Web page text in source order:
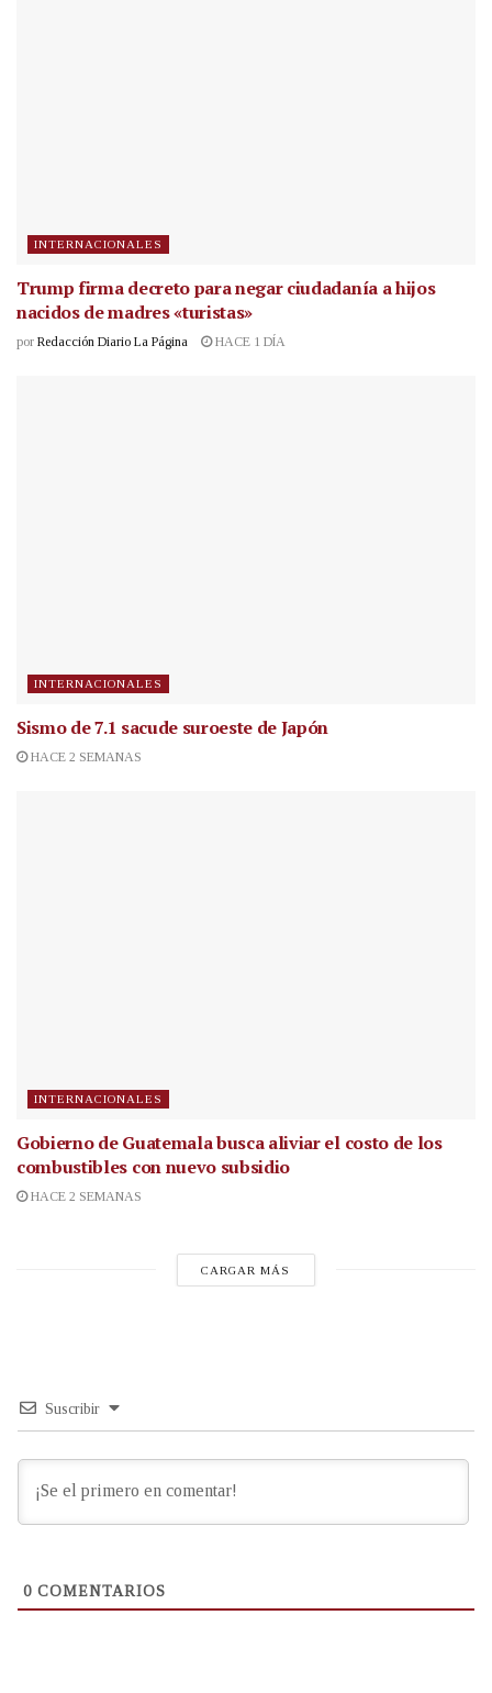
INTERNACIONALES
Trump firma decreto para negar ciudadanía a hijos
nacidos de madres «turistas»
por Redacción Diario La Página HACE 1 DÍA
INTERNACIONALES
Sismo de 7.1 sacude suroeste de Japón
HACE 2 SEMANAS
INTERNACIONALES
Gobierno de Guatemala busca aliviar el costo de los
combustibles con nuevo subsidio
HACE 2 SEMANAS
CARGAR MÁS
Suscribir
0 COMENTARIOS